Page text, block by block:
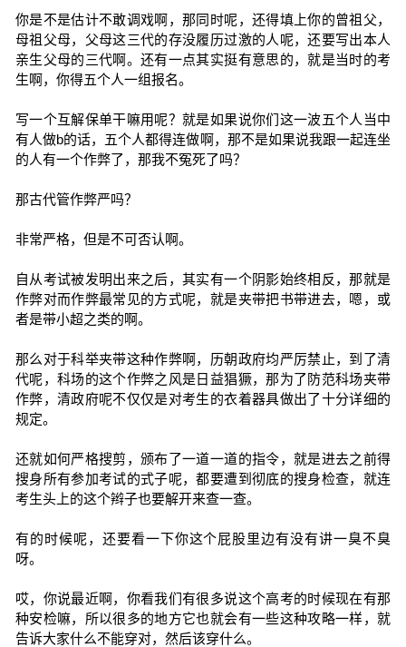
你是不是估计不敢调戏啊，那同时呢，还得填上你的曾祖父，
母祖父母，父母这三代的存没履历过激的人呢，还要写出本人
亲生父母的三代啊。还有一点其实挺有意思的，就是当时的考
生啊，你得五个人一组报名。
写一个互解保单干嘛用呢？就是如果说你们这一波五个人当中
有人做b的话，五个人都得连做啊，那不是如果说我跟一起连坐
的人有一个作弊了，那我不冤死了吗？
那古代管作弊严吗？
非常严格，但是不可否认啊。
自从考试被发明出来之后，其实有一个阴影始终相反，那就是
作弊对而作弊最常见的方式呢，就是夹带把书带进去，嗯，或
者是带小超之类的啊。
那么对于科举夹带这种作弊啊，历朝政府均严厉禁止，到了清
代呢，科场的这个作弊之风是日益猖獗，那为了防范科场夹带
作弊，清政府呢不仅仅是对考生的衣着器具做出了十分详细的
规定。
还就如何严格搜剪，颁布了一道一道的指令，就是进去之前得
搜身所有参加考试的式子呢，都要遭到彻底的搜身检查，就连
考生头上的这个辫子也要解开来查一查。
有的时候呢，还要看一下你这个屁股里边有没有讲一臭不臭
呀。
哎，你说最近啊，你看我们有很多说这个高考的时候现在有那
种安检嘛，所以很多的地方它也就会有一些这种攻略一样，就
告诉大家什么不能穿对，然后该穿什么。